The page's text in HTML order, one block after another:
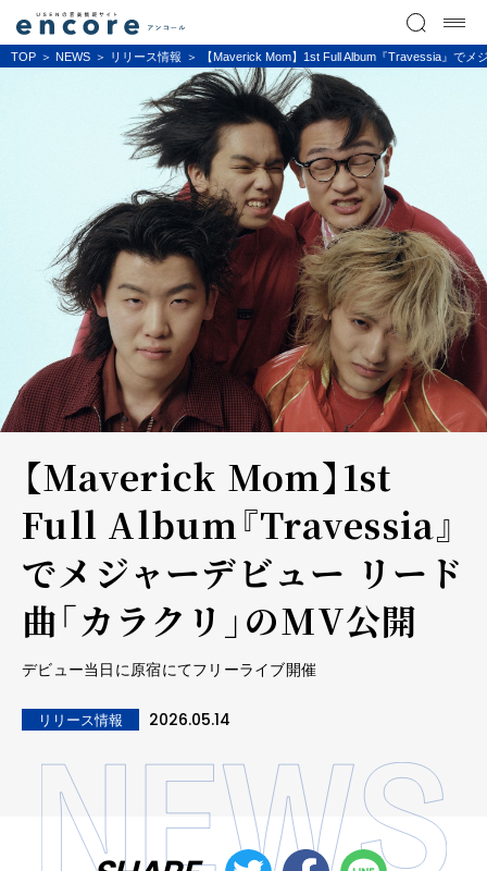
TOP NEWS リリース情報 【Maverick Mom】1st Full Album『Travessia』で
【Maverick Mom】1st
Full Album『Travessia』
でメジャーデビュー リード
曲「カラクリ」のMV公開
デビュー当日に原宿にてフリーライブ開催
リリース情報 2026.05.14